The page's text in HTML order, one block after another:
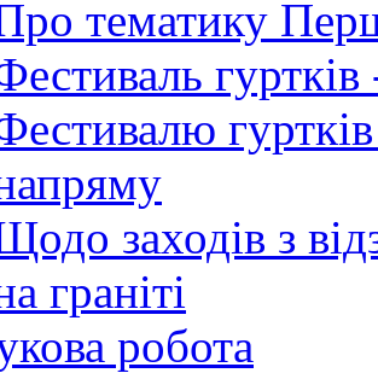
тематику
заходів з
граніті
робота